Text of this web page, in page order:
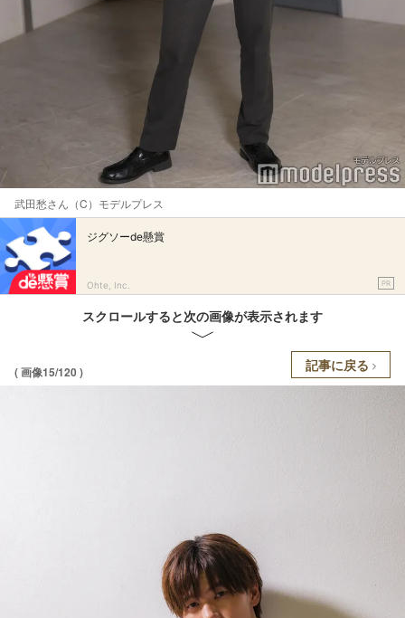
武田愁さん（C）モデルプレス
ジグソーde懸賞
Ohte, Inc. PR
スクロールすると次の画像が表示されます
( 画像15/120 ) 記事に戻る